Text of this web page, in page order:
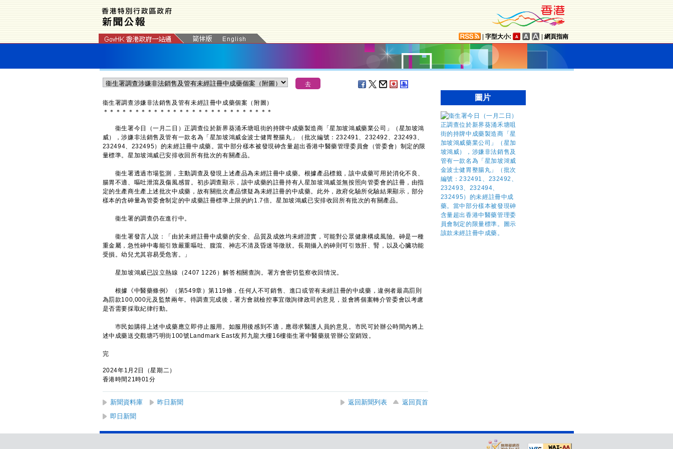
字型大小: 網頁指南
衞生署調查涉嫌非法銷售及管有未經註冊中成藥個案（附圖）
＊ ＊ ＊ ＊ ＊ ＊ ＊ ＊ ＊ ＊ ＊ ＊ ＊ ＊ ＊ ＊ ＊ ＊ ＊ ＊ ＊ ＊ ＊ ＊ ＊ ＊ ＊
衞生署今日（一月二日）正調查位於新界葵涌禾塘咀街的持牌中成藥製造商「星加坡鴻威藥業公司」（星加坡鴻
威），涉嫌非法銷售及管有一款名為「星加坡鴻威金波士健胃整腸丸」（批次編號：232491、232492、232493、
232494、232495）的未經註冊中成藥。當中部分樣本被發現砷含量超出香港中醫藥管理委員會（管委會）制定的限
量標準。星加坡鴻威已安排收回所有批次的有關產品。
衞生署透過市場監測，主動調查及發現上述產品為未經註冊中成藥。根據產品標籤，該中成藥可用於消化不良、
腸胃不適、嘔吐泄瀉及傷風感冒。初步調查顯示，該中成藥的註冊持有人星加坡鴻威並無按照向管委會的註冊，由指
定的生產商生產上述批次中成藥，故有關批次產品懷疑為未經註冊的中成藥。此外，政府化驗所化驗結果顯示，部分
樣本的含砷量為管委會制定的中成藥註冊標準上限的約1.7倍。星加坡鴻威已安排收回所有批次的有關產品。
衞生署的調查仍在進行中。
衞生署發言人說：「由於未經註冊中成藥的安全、品質及成效均未經證實，可能對公眾健康構成風險。砷是一種
重金屬，急性砷中毒能引致嚴重嘔吐、腹瀉、神志不清及昏迷等徵狀。長期攝入的砷則可引致肝、腎，以及心臟功能
受損。幼兒尤其容易受危害。」
星加坡鴻威已設立熱線（2407 1226）解答相關查詢。署方會密切監察收回情況。
根據《中醫藥條例》（第549章）第119條，任何人不可銷售、進口或管有未經註冊的中成藥，違例者最高罰則
為罰款100,000元及監禁兩年。待調查完成後，署方會就檢控事宜徵詢律政司的意見，並會將個案轉介管委會以考慮
是否需要採取紀律行動。
​巿民如購得上述中成藥應立即停止服用。如服用後感到不適，應尋求醫護人員的意見。市民可於辦公時間內將上
述中成藥送交觀塘巧明街100號Landmark East友邦九龍大樓16樓衞生署中醫藥規管辦公室銷毀。
完
2024年1月2日（星期二）
香港時間21時01分
新聞資料庫 昨日新聞 返回新聞列表
返回頁首
即日新聞
圖片